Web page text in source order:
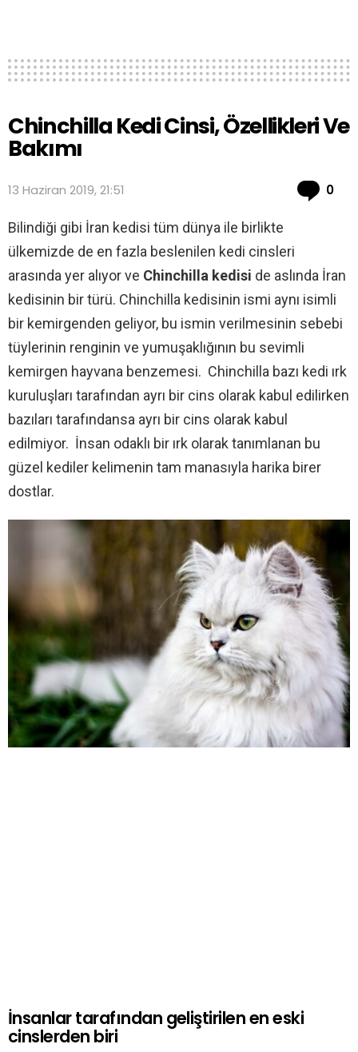
Chinchilla Kedi Cinsi, Özellikleri Ve
Bakımı
13 Haziran 2019, 21:51 0
Bilindiği gibi İran kedisi tüm dünya ile birlikte
ülkemizde de en fazla beslenilen kedi cinsleri
arasında yer alıyor ve Chinchilla kedisi de aslında İran
kedisinin bir türü. Chinchilla kedisinin ismi aynı isimli
bir kemirgenden geliyor, bu ismin verilmesinin sebebi
tüylerinin renginin ve yumuşaklığının bu sevimli
kemirgen hayvana benzemesi. Chinchilla bazı kedi ırk
kuruluşları tarafından ayrı bir cins olarak kabul edilirken
bazıları tarafındansa ayrı bir cins olarak kabul
edilmiyor. İnsan odaklı bir ırk olarak tanımlanan bu
güzel kediler kelimenin tam manasıyla harika birer
dostlar.
İnsanlar tarafından geliştirilen en eski
cinslerden biri